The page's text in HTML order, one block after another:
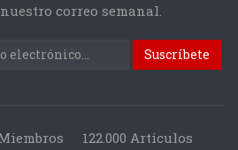
correo semanal.
122.000 Articulos